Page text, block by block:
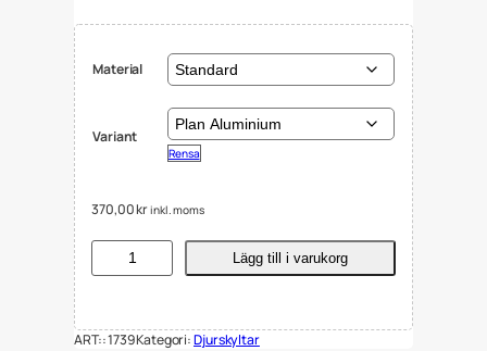
Material
Variant
Rensa
370,00krinkl. moms
S
a
Lägg till i varukorg
ART::1739Kategori:Djurskyltar